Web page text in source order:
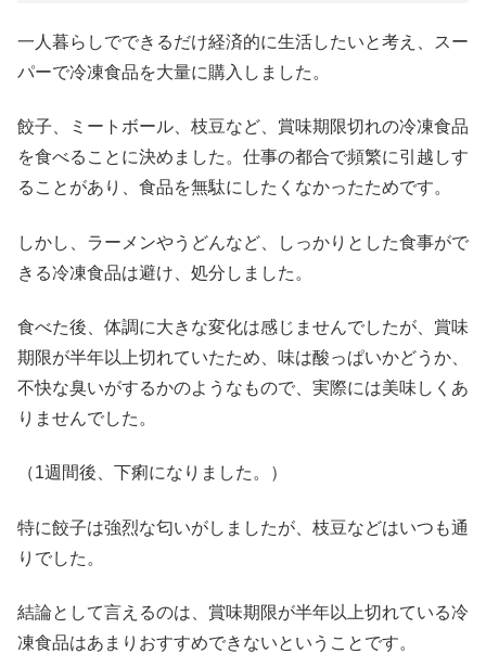
一人暮らしでできるだけ経済的に生活したいと考え、スー
パーで冷凍食品を大量に購入しました。
餃子、ミートボール、枝豆など、賞味期限切れの冷凍食品
を食べることに決めました。仕事の都合で頻繁に引越しす
ることがあり、食品を無駄にしたくなかったためです。
しかし、ラーメンやうどんなど、しっかりとした食事がで
きる冷凍食品は避け、処分しました。
食べた後、体調に大きな変化は感じませんでしたが、賞味
期限が半年以上切れていたため、味は酸っぱいかどうか、
不快な臭いがするかのようなもので、実際には美味しくあ
りませんでした。
（1週間後、下痢になりました。）
特に餃子は強烈な匂いがしましたが、枝豆などはいつも通
りでした。
結論として言えるのは、賞味期限が半年以上切れている冷
凍食品はあまりおすすめできないということです。